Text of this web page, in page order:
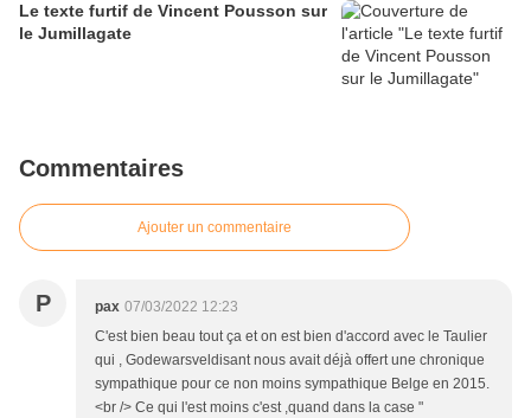
Le texte furtif de Vincent Pousson sur
le Jumillagate
Commentaires
Ajouter un commentaire
P pax 07/03/2022 12:23
C'est bien beau tout ça et on est bien d'accord avec le Taulier
qui , Godewarsveldisant nous avait déjà offert une chronique
sympathique pour ce non moins sympathique Belge en 2015.
<br /> Ce qui l'est moins c'est ,quand dans la case "